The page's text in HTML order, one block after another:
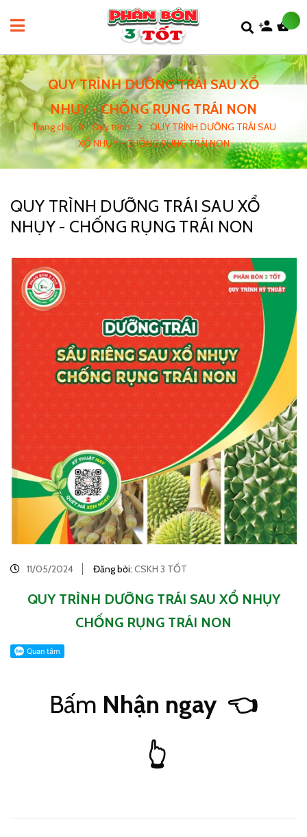
QUY TRÌNH DƯỠNG TRÁI SAU XỔ
NHỤY - CHỐNG RỤNG TRÁI NON
Trang chủ Quy trình
QUY TRÌNH DƯỠNG TRÁI SAU
XỔ NHỤY - CHỐNG RỤNG TRÁI NON
QUY TRÌNH DƯỠNG TRÁI SAU XỔ
NHỤY - CHỐNG RỤNG TRÁI NON
11/05/2024 Đăng bởi: CSKH 3 TỐT
QUY TRÌNH DƯỠNG TRÁI SAU XỔ NHỤY
CHỐNG RỤNG TRÁI NON
Bấm Nhận ngay 👈
👆